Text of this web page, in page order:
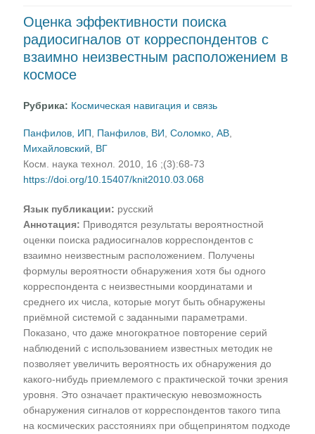
Оценка эффективности поиска
радиосигналов от корреспондентов с
взаимно неизвестным расположением в
космосе
Рубрика: Космическая навигация и связь
Панфилов, ИП Панфилов, ВИ ,Соломко, АВ
Михайловский, ВГ
Косм. наука технол. 2010, 16 ;(3):68-73
https://doi.org/10.15407/knit2010.03.068
Язык публикации: русский
Аннотация: Приводятся результаты вероятностной
оценки поиска радиосигналов корреспондентов с
взаимно неизвестным расположением. Получены
формулы вероятности обнаружения хотя бы одного
корреспондента с неизвестными координатами и
среднего их числа, которые могут быть обнаружены
приёмной системой с заданными параметрами.
Показано, что даже многократное повторение серий
наблюдений с использованием известных методик не
позволяет увеличить вероятность их обнаружения до
какого-нибудь приемлемого с практической точки зрения
уровня. Это означает практическую невозможность
обнаружения сигналов от корреспондентов такого типа
на космических расстояниях при общепринятом подходе